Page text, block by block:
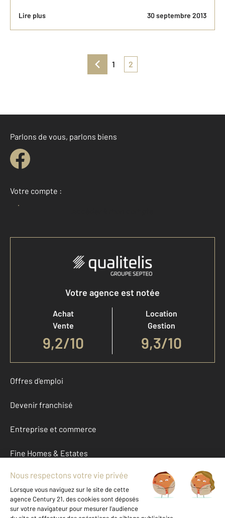
Lire plus 30 septembre 2013
1 2
Parlons de vous, parlons biens
Votre compte :
Votre agence est notée
Achat
Vente
9,2/10
Location
Gestion
9,3/10
Offres d'emploi
Devenir franchisé
Entreprise et commerce
Fine Homes & Estates
À propos
International